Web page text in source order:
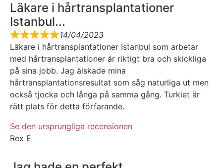
Läkare i hårtransplantationer
Istanbul...
14/04/2023
Läkare i hårtransplantationer Istanbul som arbetar
med hårtransplantationer är riktigt bra och skickliga
på sina jobb. Jag älskade mina
hårtransplantationsresultat som såg naturliga ut men
också tjocka och långa på samma gång. Turkiet är
rätt plats för detta förfarande.
Se den ursprungliga recensionen
Rex E